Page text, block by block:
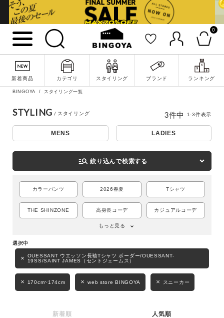
0
新着商品 カテゴリ スタイリング ブランド ランキング
詳細検索
キーワード
BINGOYA スタイリング一覧
STYLING
MENS LADIES
manage_search 絞り込んで検索する
カラーパンツ 2026春夏 Tシャツ
THE SHINZONE 高身長コーデ カジュアルコーデ
もっと見る
OUESSANT ウエッソン長袖Tシャツ ボーダー/OUESSANT-
19SS/SAINT JAMES（セントジェームス）
170cm~174cm web store BINGOYA スニーカー
新着順 人気順
3件中 1-3件表示